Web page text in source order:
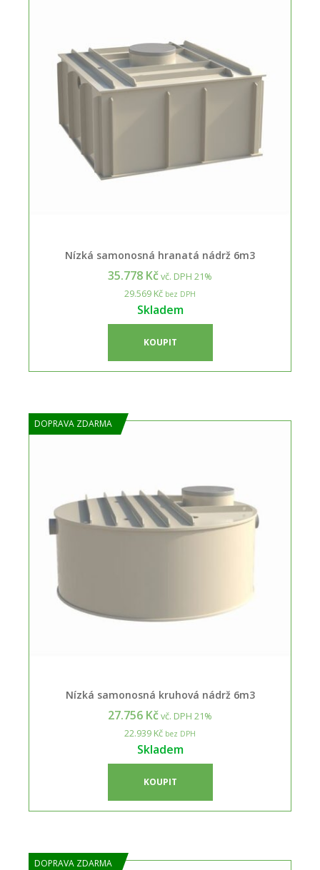
Nízká samonosná hranatá nádrž 6m3
35.778 Kčvč. DPH 21%
29.569 Kč bez DPH
Skladem
KOUPIT
DOPRAVA ZDARMA
Nízká samonosná kruhová nádrž 6m3
27.756 Kčvč. DPH 21%
22.939 Kč bez DPH
Skladem
KOUPIT
DOPRAVA ZDARMA